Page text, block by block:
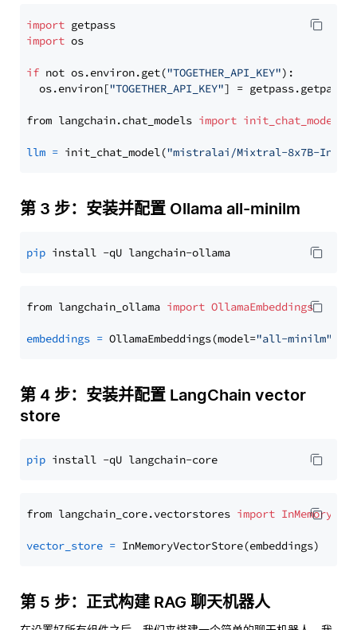
import
import os
if not os.environ.get("TOGETHER_API_KEY"):
  os.environ[
"TOGETHER_API_KEY"] = getpass.getpass(
from langchain.chat_models import init_chat_model
llm = init_chat_model("mistralai/Mixtral-8x7B-
第 3 步：安装并配置 Ollama all-minilm
pip
from langchain_ollama import OllamaEmbeddings
embeddings = OllamaEmbeddings(model="all-minilm"
第 4 步：安装并配置 LangChain vector
store
pip
from langchain_core.vectorstores import
vector_store =
第 5 步：正式构建 RAG 聊天机器人